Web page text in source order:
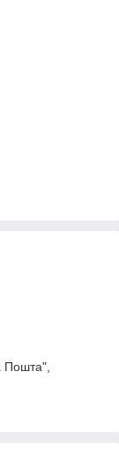
Пошта",